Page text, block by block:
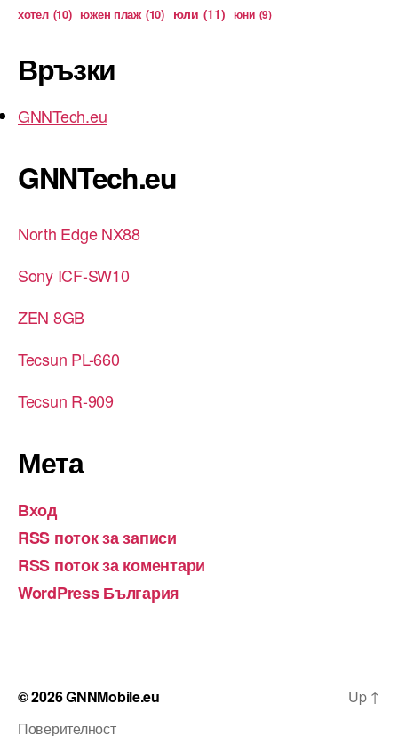
хотел (10) южен плаж (10) юли (11) юни (9)
Връзки
GNNTech.eu
GNNTech.eu
North Edge NX88
Sony ICF-SW10
ZEN 8GB
Tecsun PL-660
Tecsun R-909
Мета
Вход
RSS поток за записи
RSS поток за коментари
WordPress България
© 2026GNNMobile.eu
Поверителност
Up ↑